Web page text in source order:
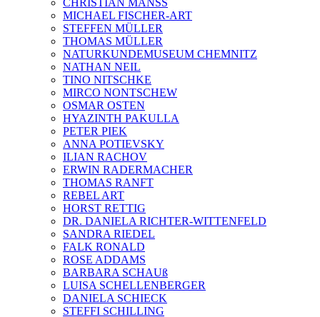
CHRISTIAN MANSS
MICHAEL FISCHER-ART
STEFFEN MÜLLER
THOMAS MÜLLER
NATURKUNDEMUSEUM CHEMNITZ
NATHAN NEIL
TINO NITSCHKE
MIRCO NONTSCHEW
OSMAR OSTEN
HYAZINTH PAKULLA
PETER PIEK
ANNA POTIEVSKY
ILIAN RACHOV
ERWIN RADERMACHER
THOMAS RANFT
REBEL ART
HORST RETTIG
DR. DANIELA RICHTER-WITTENFELD
SANDRA RIEDEL
FALK RONALD
ROSE ADDAMS
BARBARA SCHAUß
LUISA SCHELLENBERGER
DANIELA SCHIECK
STEFFI SCHILLING